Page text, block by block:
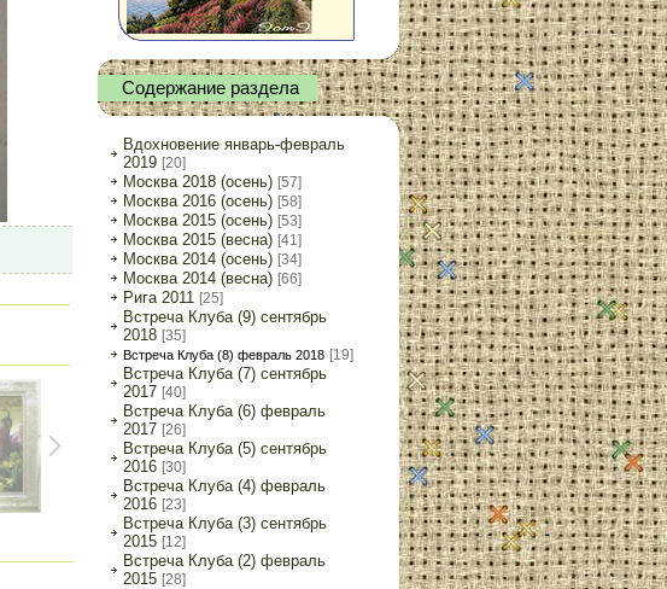
Содержание раздела
Вдохновение январь-февраль
2019 [20]
Москва 2018 (осень) [57]
Москва 2016 (осень) [58]
Москва 2015 (осень) [53]
Москва 2015 (весна) [41]
Москва 2014 (осень) [34]
Москва 2014 (весна) [66]
Рига 2011 [25]
Встреча Клуба (9) сентябрь
2018 [35]
Встреча Клуба (8) февраль 2018 [19]
Встреча Клуба (7) сентябрь
2017 [40]
Встреча Клуба (6) февраль
2017 [26]
Встреча Клуба (5) сентябрь
2016 [30]
Встреча Клуба (4) февраль
2016 [23]
Встреча Клуба (3) сентябрь
2015 [12]
Встреча Клуба (2) февраль
2015 [28]